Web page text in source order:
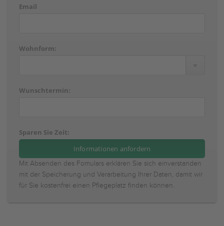
Email
Wohnform:
Wunschtermin:
Sparen Sie Zeit:
Mit Absenden des Fomulars erklären Sie sich einverstanden
mit der Speicherung und Verarbeitung Ihrer Daten, damit wir
für Sie kostenfrei einen Pflegeplatz finden können.